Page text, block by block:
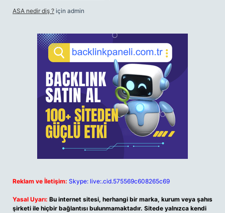
ASA nedir diş ? için admin
Reklam ve İletişim: Skype: live:.cid.575569c608265c69
Yasal Uyarı: Bu internet sitesi, herhangi bir marka, kurum veya şahıs
şirketi ile hiçbir bağlantısı bulunmamaktadır. Sitede yalnızca kendi